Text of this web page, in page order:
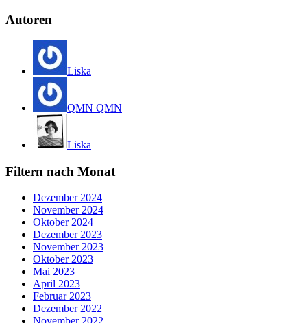
Autoren
Liska
QMN QMN
Liska
Filtern nach Monat
Dezember 2024
November 2024
Oktober 2024
Dezember 2023
November 2023
Oktober 2023
Mai 2023
April 2023
Februar 2023
Dezember 2022